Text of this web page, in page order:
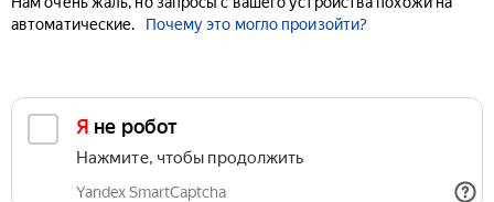
автоматические.
Почему это могло произойти?
Я не робот
Нажмите, чтобы продолжить
Yandex SmartCaptcha